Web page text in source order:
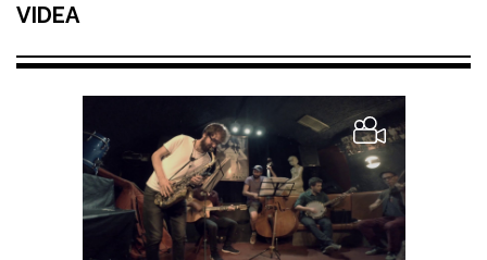
VIDEA